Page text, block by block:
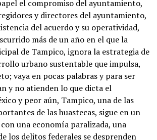
el compromiso del ayuntamiento,
y directores del ayuntamiento,
del acuerdo y su operatividad,
más de un año en el que la
de Tampico, ignora la estrategia de
urbano sustentable que impulsa,
vaya en pocas palabras y para ser
y no atienden lo que dicta el
y peor aún, Tampico, una de las
de las huastecas, sigue en un
una economía paralizada, una
los delitos federales se desprenden